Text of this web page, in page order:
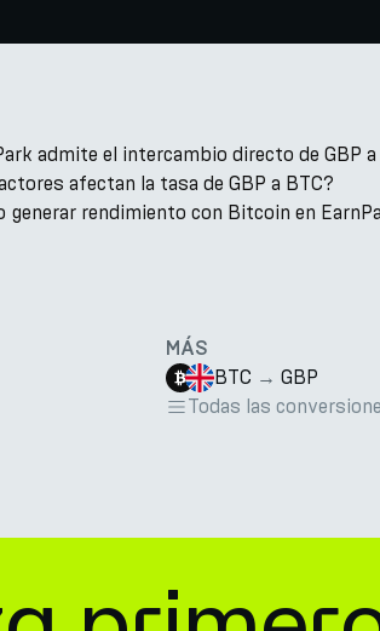
admite el intercambio directo de GBP a
afectan la tasa de GBP a BTC?
generar rendimiento con Bitcoin en
MÁS
BTC → GBP
Todas las